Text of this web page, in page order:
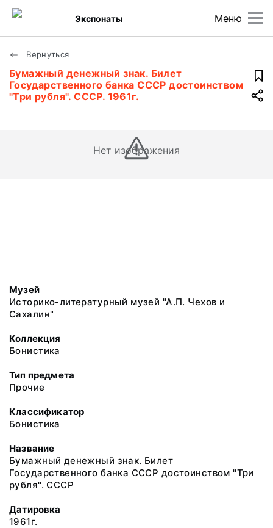
Меню
Экспонаты
Вернуться
Бумажный денежный знак. Билет
Государственного банка СССР достоинством
"Три рубля". СССР. 1961г.
Нет изображения
Музей
Историко-литературный музей "А.П. Чехов и
Сахалин"
Коллекция
Бонистика
Тип предмета
Прочие
Классификатор
Бонистика
Название
Бумажный денежный знак. Билет
Государственного банка СССР достоинством "Три
рубля". СССР
Датировка
1961г.